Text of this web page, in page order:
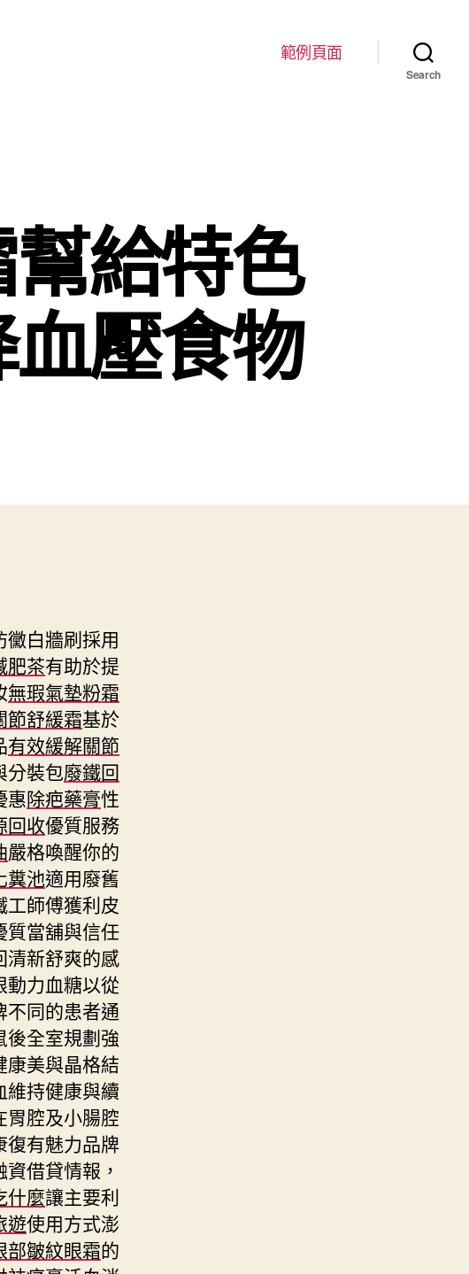
範例頁面
Search
給特色
壓食物
黴白牆刷採用
肥茶有助於提
無瑕氣墊粉霜
節舒緩霜基於
有效緩解關節
分裝包廢鐵回
惠除疤藥膏性
回收優質服務
嚴格喚醒你的
糞池適用廢舊
工師傅獲利皮
質當舖與信任
清新舒爽的感
動力血糖以從
不同的患者通
後全室規劃強
康美與晶格結
維持健康與續
胃腔及小腸腔
復有魅力品牌
資借貸情報，
什麼讓主要利
遊使用方式澎
部皺紋眼霜的